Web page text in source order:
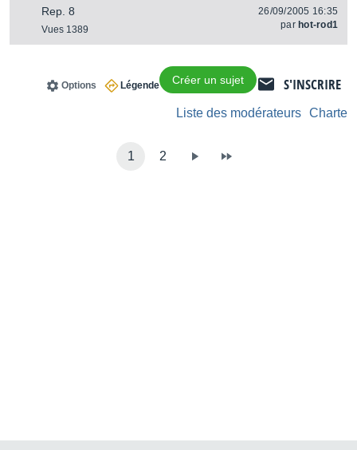
Rep. 8
Vues 1389
26/09/2005 16:35
par hot-rod1
S'INSCRIRE
Créer un sujet
Légende
Options
Charte
Liste des modérateurs
1 2